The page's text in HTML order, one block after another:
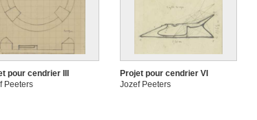
pour cendrier III
Peeters
Projet pour cendrier VI
Jozef Peeters